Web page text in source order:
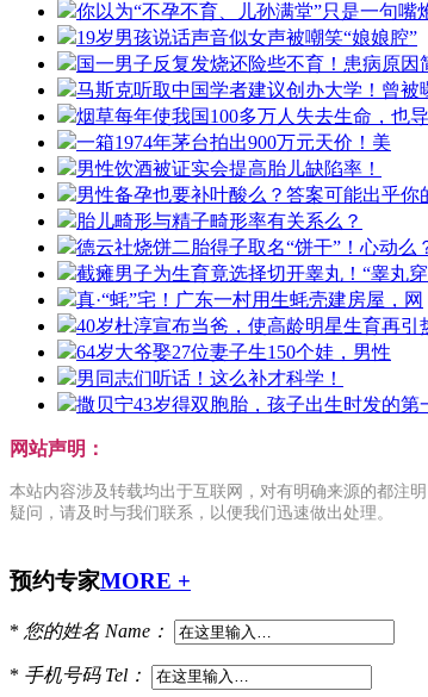
你以为“不孕不育、儿孙满堂”只是一句嘴
19岁男孩说话声音似女声被嘲笑“娘娘腔”
国一男子反复发烧还险些不育！患病原因
马斯克听取中国学者建议创办大学！曾被
烟草每年使我国100多万人失去生命，也导
一箱1974年茅台拍出900万元天价！美
男性饮酒被证实会提高胎儿缺陷率！
男性备孕也要补叶酸么？答案可能出乎你
胎儿畸形与精子畸形率有关系么？
德云社烧饼二胎得子取名“饼干”！心动么
截瘫男子为生育竟选择切开睾丸！“睾丸
真·“蚝”宅！广东一村用生蚝壳建房屋，网
40岁杜淳宣布当爸，使高龄明星生育再引
64岁大爷娶27位妻子生150个娃，男性
男同志们听话！这么补才科学！
撒贝宁43岁得双胞胎，孩子出生时发的第
网站声明：
本站内容涉及转载均出于互联网，对有明确来源的都注
疑问，请及时与我们联系，以便我们迅速做出处理。
预约专家MORE +
* 您的姓名 Name：
* 手机号码Tel：